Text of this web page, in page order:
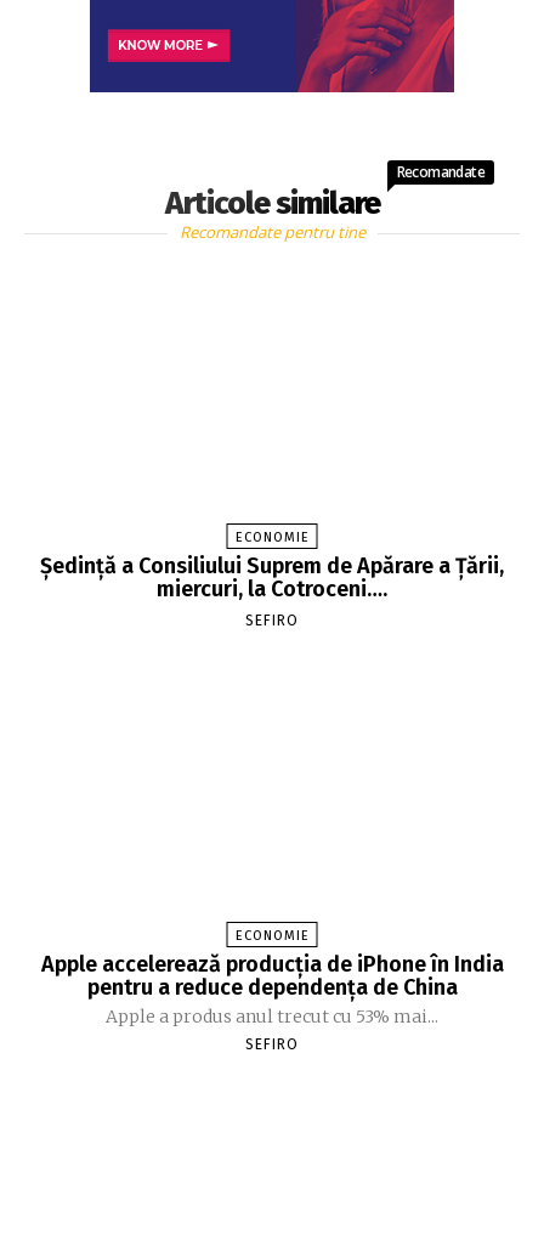
Articole similare
Recomandate
Recomandate pentru tine
ECONOMIE
Şedinţă a Consiliului Suprem de Apărare a Ţării,
miercuri, la Cotroceni….
SEFIRO
ECONOMIE
Apple accelerează producția de iPhone în India
pentru a reduce dependența de China
Apple a produs anul trecut cu 53% mai...
SEFIRO